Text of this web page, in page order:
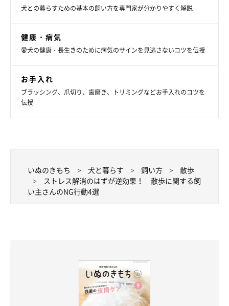
犬との暮らすための基本の飼い方を専門家が分かりやすく解説
健康・病気
愛犬の健康・長生きのために病気のサインを見逃さないコツを伝授
お手入れ
ブラッシング、爪切り、歯磨き、トリミングなどお手入れのコツを
伝授
いぬのきもち 犬と暮らす 飼い方
散歩
ストレス解消のはずが逆効果！ 散歩に関する飼
い主さんのNG行動4選